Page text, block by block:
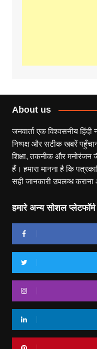
About us
जनवार्ता एक विश्वसनीय
निष्पक्ष और सटीक खबरें
शिक्षा, तकनीक और मनोरंजन
हैं। हमारा मानना है कि
सही जानकारी उपलब्ध
हमारे अन्य सोशल प्लेटफॉर्म